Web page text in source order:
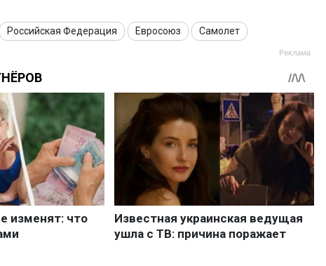
Российская Федерация Евросоюз Самолет